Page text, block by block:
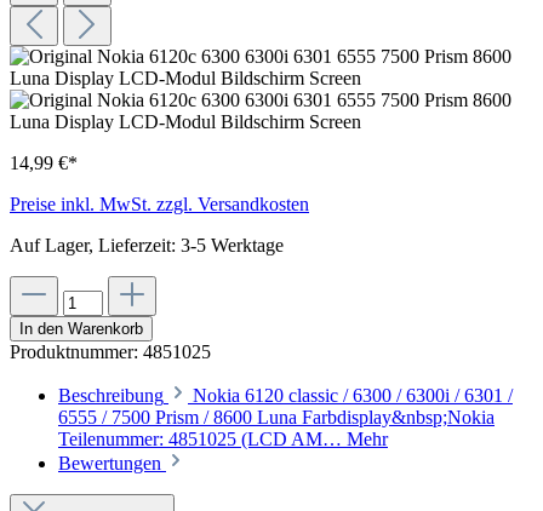
14,99 €*
Preise inkl. MwSt. zzgl. Versandkosten
Auf Lager, Lieferzeit: 3-5 Werktage
In den Warenkorb
Produktnummer: 4851025
Beschreibung
Nokia 6120 classic / 6300 / 6300i / 6301 /
6555 / 7500 Prism / 8600 Luna Farbdisplay&nbsp;Nokia
Teilenummer: 4851025 (LCD AM… Mehr
Bewertungen